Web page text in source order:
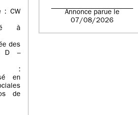
: CW
à
des
D –
:
en
de
Annonce parue le
07/08/2026